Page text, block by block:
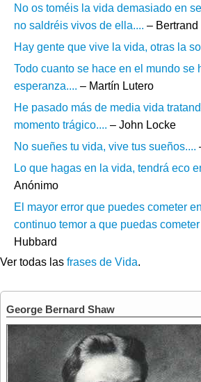
No os toméis la vida demasiado en
no saldréis vivos de ella.... – Bertrand
Hay gente que vive la vida, otras la
Todo cuanto se hace en el mundo se
esperanza.... – Martín Lutero
He pasado más de media vida
momento trágico.... – John Locke
No sueñes tu vida, vive tus sueños....
Lo que hagas en la vida, tendrá eco
Anónimo
El mayor error que puedes cometer
continuo temor a que puedas cometer
Hubbard
Ver todas las frases de Vida.
George Bernard Shaw